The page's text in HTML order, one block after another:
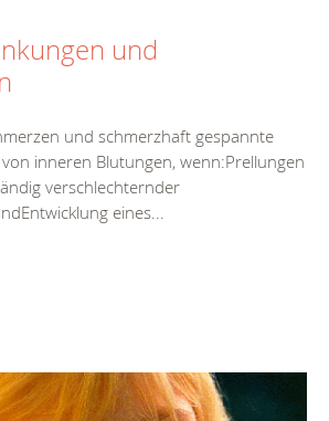
und
und schmerzhaft gespannte
inneren Blutungen, wenn:Prellungen
verschlechternder
eines...